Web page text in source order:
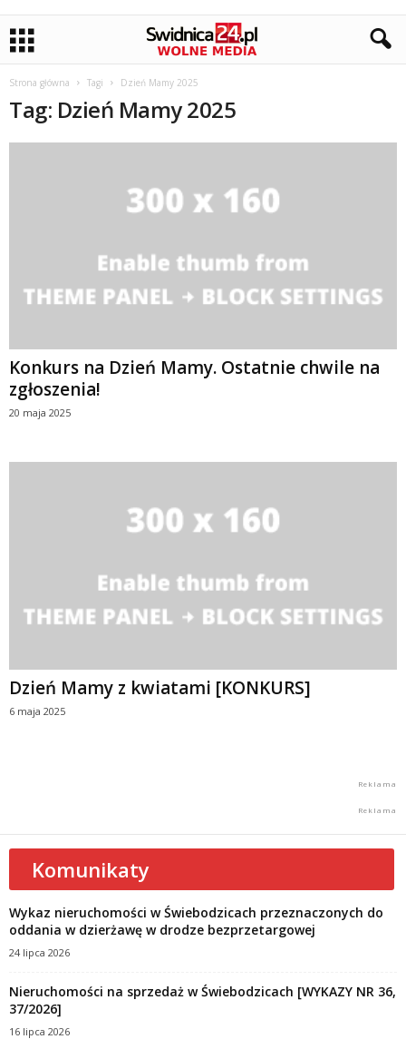
Strona główna Tagi Dzień Mamy 2025
Tag: Dzień Mamy 2025
Konkurs na Dzień Mamy. Ostatnie chwile na
zgłoszenia!
20 maja 2025
Dzień Mamy z kwiatami [KONKURS]
6 maja 2025
Komunikaty
Wykaz nieruchomości w Świebodzicach przeznaczonych do
oddania w dzierżawę w drodze bezprzetargowej
24 lipca 2026
Nieruchomości na sprzedaż w Świebodzicach [WYKAZY NR 36,
37/2026]
16 lipca 2026